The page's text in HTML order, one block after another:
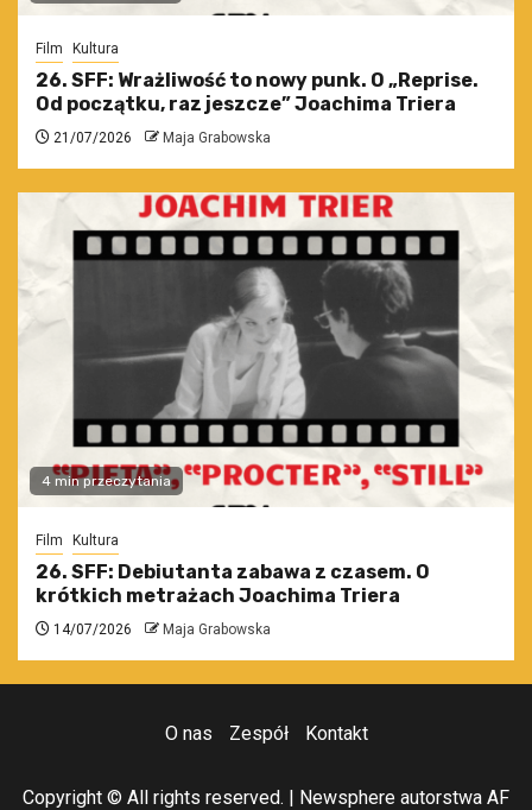
Film Kultura
26. SFF: Wrażliwość to nowy punk. O „Reprise.
Od początku, raz jeszcze” Joachima Triera
21/07/2026 Maja Grabowska
4 min przeczytania
Film Kultura
26. SFF: Debiutanta zabawa z czasem. O
krótkich metrażach Joachima Triera
14/07/2026 Maja Grabowska
O nas Zespół Kontakt
Copyright © All rights reserved. Newsphere autorstwa AF